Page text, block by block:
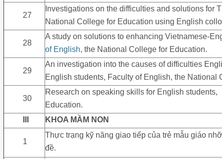
27
Investigations on the difficulties and solutions for
National College for Education using English
28
A study on solutions to enhancing Vietnamese-
of English, the National College for Education.
29
An investigation into the causes of difficulties
English students, Faculty of English, the National
30
Research on speaking skills for English
Education.
KHOA MẦM NON
1
Thực trạng kỹ năng giao tiếp của trẻ mẫu giáo
đề.